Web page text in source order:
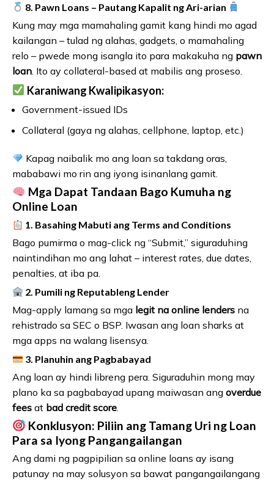
8. Pawn Loans – Pautang Kapalit ng Ari-arian
Kung may mga mamahaling gamit kang hindi mo agad
kailangan – tulad ng alahas, gadgets, o mamahaling
relo – pwede mong isangla ito para makakuha ng pawn
loan . Ito ay collateral-based at mabilis ang proseso.
Karaniwang Kwalipikasyon:
Government-issued IDs
Collateral (gaya ng alahas, cellphone, laptop, etc.)
Kapag naibalik mo ang loan sa takdang oras,
mababawi mo rin ang iyong isinanlang gamit.
Mga Dapat Tandaan Bago Kumuha ng
Online Loan
1. Basahing Mabuti ang Terms and Conditions
Bago pumirma o mag-click ng “Submit,” siguraduhing
naintindihan mo ang lahat – interest rates, due dates,
penalties, at iba pa.
2. Pumili ng Reputableng Lender
Mag-apply lamang sa mga legit na online lenders na
rehistrado sa SEC o BSP. Iwasan ang loan sharks at
mga apps na walang lisensya.
3. Planuhin ang Pagbabayad
Ang loan ay hindi libreng pera. Siguraduhin mong may
plano ka sa pagbabayad upang maiwasan ang overdue
fees at bad credit score.
Konklusyon: Piliin ang Tamang Uri ng Loan
Para sa Iyong Pangangailangan
Ang dami ng pagpipilian sa online loans ay isang
patunay na may solusyon sa bawat pangangailangang